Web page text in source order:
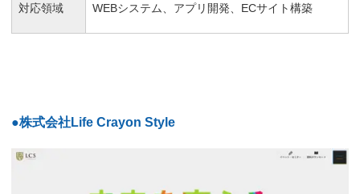
対応領域 WEBシステム、アプリ開発、ECサイト構築
●株式会社Life Crayon Style